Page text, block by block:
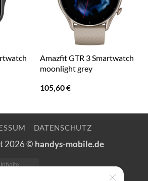
Amazfit GTR 3 Smartwatch
moonlight grey
105,60€
DATENSCHUTZ
2026 © handys-mobile.de